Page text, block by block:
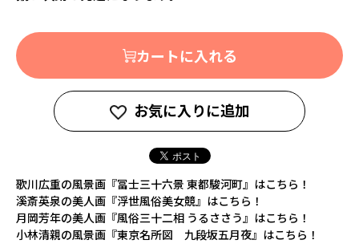
カートに入れる
お気に入りに追加
歌川広重の風景画『冨士三十六景 東都駿河町』はこちら！
溪斎英泉の美人画『浮世風俗美女競』はこちら！
月岡芳年の美人画『風俗三十二相 うるささう』はこちら！
小林清親の風景画『東京名所図 九段坂五月夜』はこちら！